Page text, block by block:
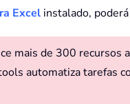
Excel instalado,
mais de 300 recursos
automatiza tarefas